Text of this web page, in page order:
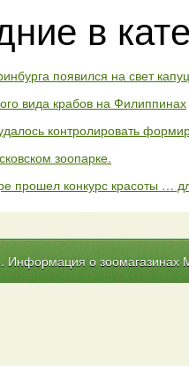
в
появился на свет
вида крабов на Филиппинах
контролировать
зоопарке.
прошел конкурс красоты …
Информация о зоомагазинах